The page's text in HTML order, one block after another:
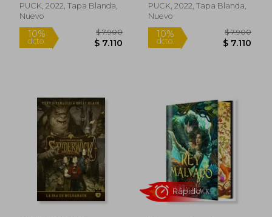
PUCK, 2022, Tapa Blanda,
Nuevo
10%
dcto. $ 7.110
PUCK, 2022, Tapa Blanda,
Nuevo
10%
dcto.